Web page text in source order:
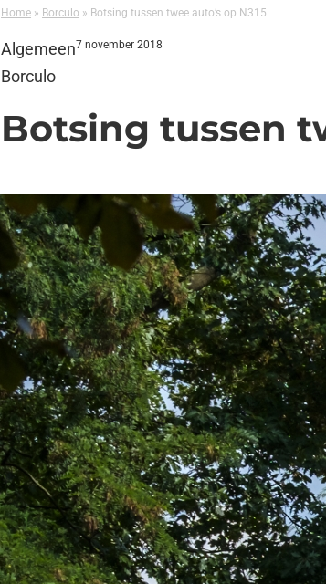
Home » Borculo » Botsing tussen twee auto’s op N315
Algemeen
Borculo
7 november 2018
Botsing tussen